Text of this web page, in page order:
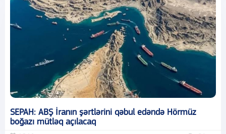
SEPAH: ABŞ İranın şərtlərini qəbul edəndə Hörmüz
boğazı mütləq açılacaq